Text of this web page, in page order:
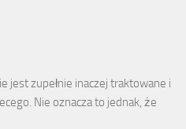
jest zupełnie inaczej traktowane i
Nie oznacza to jednak, że